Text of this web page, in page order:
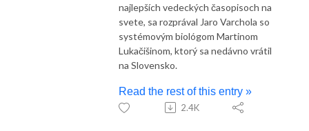
najlepších vedeckých časopisoch na
svete, sa rozprával Jaro Varchola so
systémovým biológom Martinom
Lukačišinom, ktorý sa nedávno vrátil
na Slovensko.
Read the rest of this entry »
2.4K